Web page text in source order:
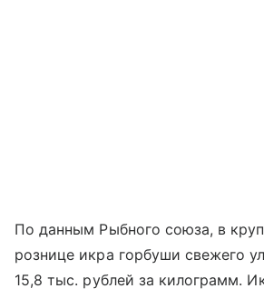
По данным Рыбного союза, в
рознице икра горбуши свежего
15,8 тыс. рублей за килограмм.